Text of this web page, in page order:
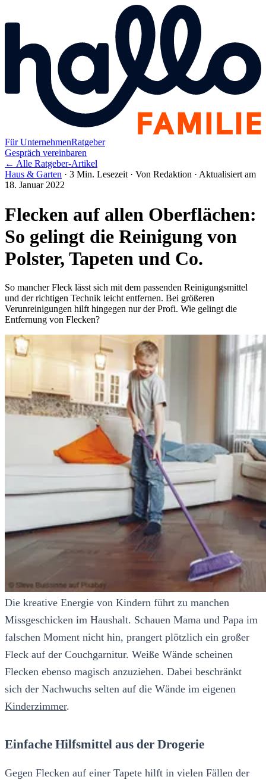
Für UnternehmenRatgeber
Gespräch vereinbaren
← Alle Ratgeber-Artikel
Haus & Garten · 3 Min. Lesezeit · Von Redaktion · Aktualisiert am
18. Januar 2022
Flecken auf allen Oberflächen:
So gelingt die Reinigung von
Polster, Tapeten und Co.
So mancher Fleck lässt sich mit dem passenden Reinigungsmittel
und der richtigen Technik leicht entfernen. Bei größeren
Verunreinigungen hilft hingegen nur der Profi. Wie gelingt die
Entfernung von Flecken?
Die kreative Energie von Kindern führt zu manchen
Missgeschicken im Haushalt. Schauen Mama und Papa im
falschen Moment nicht hin, prangert plötzlich ein großer
Fleck auf der Couchgarnitur. Weiße Wände scheinen
Flecken ebenso magisch anzuziehen. Dabei beschränkt
sich der Nachwuchs selten auf die Wände im eigenen
Kinderzimmer.
Einfache Hilfsmittel aus der Drogerie
Gegen Flecken auf einer Tapete hilft in vielen Fällen der